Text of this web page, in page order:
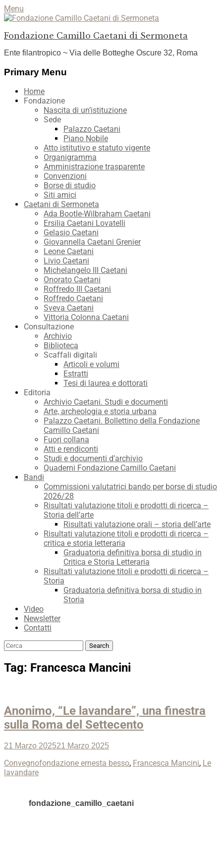
Menu
Fondazione Camillo Caetani di Sermoneta
Ente filantropico ~ Via delle Botteghe Oscure 32, Roma
Facebook
YouTube
Instagram
Primary Menu
Skip
Home
Fondazione
Nascita di un’istituzione
Sede
Palazzo Caetani
Piano Nobile
Atto istitutivo e statuto vigente
Organigramma
Amministrazione trasparente
Convenzioni
Borse di studio
Siti amici
Caetani di Sermoneta
Ada Bootle-Wilbraham Caetani
Ersilia Caetani Lovatelli
Gelasio Caetani
Giovannella Caetani Grenier
Leone Caetani
Livio Caetani
Michelangelo III Caetani
Onorato Caetani
Roffredo III Caetani
Roffredo Caetani
Sveva Caetani
Vittoria Colonna Caetani
Consultazione
Archivio
Biblioteca
Scaffali digitali
Articoli e volumi
Estratti
Tesi di laurea e dottorati
Editoria
Archivio Caetani. Studi e documenti
Arte, archeologia e storia urbana
Palazzo Caetani. Bollettino della Fondazione
Camillo Caetani
Fuori collana
Atti e rendiconti
Studi e documenti d’archivio
Quaderni Fondazione Camillo Caetani
Bandi
Commissioni valutatrici bando per borse di studio
2026/28
Risultati valutazione titoli e prodotti di ricerca –
Storia dell’arte
Risultati valutazione orali – storia dell’arte
Risultati valutazione titoli e prodotti di ricerca –
critica e storia letteraria
Graduatoria definitiva borsa di studio in
Critica e Storia Letteraria
Risultati valutazione titoli e prodotti di ricerca –
Storia
Graduatoria definitiva borsa di studio in
Storia
Video
Newsletter
Contatti
Search
Search
Tag: Francesca Mancini
Anonimo, “Le lavandare”, una finestra
sulla Roma del Settecento
Posted
21 Marzo 202521 Marzo 2025
Categories
ConvegnoTags
fondazione ernesta besso, Francesca Mancini, Le
lavandare
fondazione_camillo_caetani